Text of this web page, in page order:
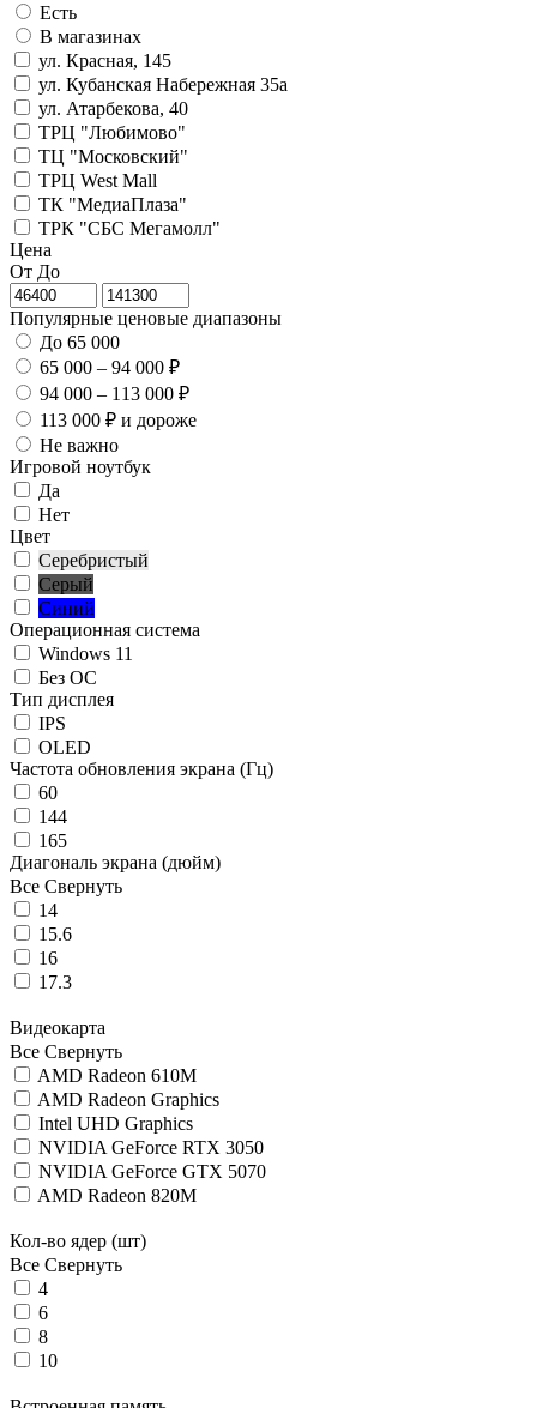
Есть
В магазинах
ул. Красная, 145
ул. Кубанская Набережная 35а
ул. Атарбекова, 40
ТРЦ "Любимово"
ТЦ "Московский"
ТРЦ West Mall
ТК "МедиаПлаза"
ТРК "СБС Мегамолл"
Цена
От До
Популярные ценовые диапазоны
До 65 000
65 000 – 94 000 ₽
94 000 – 113 000 ₽
113 000 ₽ и дороже
Не важно
Игровой ноутбук
Да
Нет
Цвет
Серебристый
Серый
Синий
Операционная система
Windows 11
Без ОС
Тип дисплея
IPS
OLED
Частота обновления экрана (Гц)
60
144
165
Диагональ экрана (дюйм)
Все Свернуть
14
15.6
16
17.3
Видеокарта
Все Свернуть
AMD Radeon 610M
AMD Radeon Graphics
Intel UHD Graphics
NVIDIA GeForce RTX 3050
NVIDIA GeForce GTX 5070
AMD Radeon 820M
Кол-во ядер (шт)
Все Свернуть
4
6
8
10